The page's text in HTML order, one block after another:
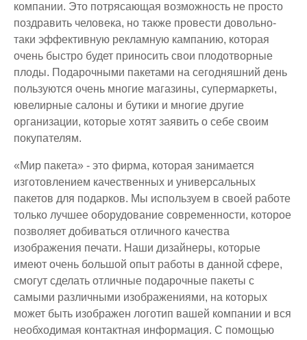
компании. Это потрясающая возможность не просто
поздравить человека, но также провести довольно-
таки эффективную рекламную кампанию, которая
очень быстро будет приносить свои плодотворные
плоды. Подарочными пакетами на сегодняшний день
пользуются очень многие магазины, супермаркеты,
ювелирные салоны и бутики и многие другие
организации, которые хотят заявить о себе своим
покупателям.
«Мир пакета» - это фирма, которая занимается
изготовлением качественных и универсальных
пакетов для подарков. Мы используем в своей работе
только лучшее оборудование современности, которое
позволяет добиваться отличного качества
изображения печати. Наши дизайнеры, которые
имеют очень большой опыт работы в данной сфере,
смогут сделать отличные подарочные пакеты с
самыми различными изображениями, на которых
может быть изображен логотип вашей компании и вся
необходимая контактная информация. С помощью